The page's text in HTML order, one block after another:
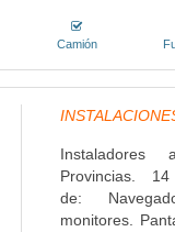
Camión
Instaladores
Provincias.
de:
monitores.